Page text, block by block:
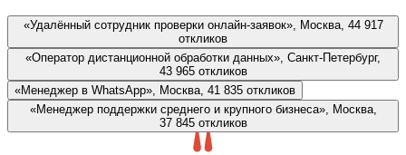
«Удалённый сотрудник проверки онлайн-заявок», Москва, 44 917
откликов
«Оператор дистанционной обработки данных», Санкт-Петербург,
43 965 откликов
«Менеджер в WhatsApp», Москва, 41 835 откликов
«Менеджер поддержки среднего и крупного бизнеса», Москва,
37 845 откликов